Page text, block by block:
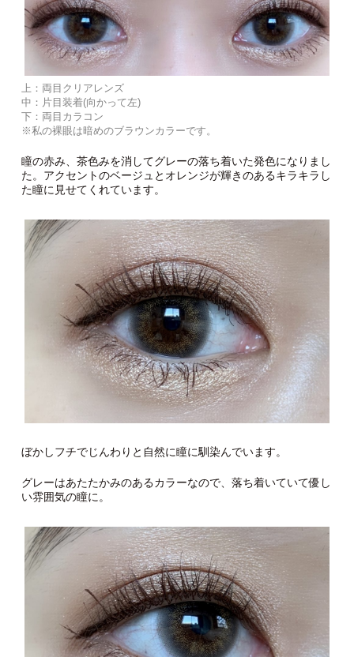
上：両目クリアレンズ
中：片目装着(向かって左)
下：両目カラコン
※私の裸眼は暗めのブラウンカラーです。
瞳の赤み、茶色みを消してグレーの落ち着いた発色になりまし
た。アクセントのベージュとオレンジが輝きのあるキラキラし
た瞳に見せてくれています。
ぼかしフチでじんわりと自然に瞳に馴染んでいます。
グレーはあたたかみのあるカラーなので、落ち着いていて優し
い雰囲気の瞳に。